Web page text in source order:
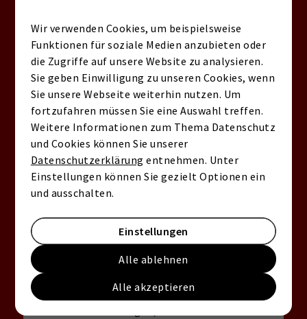
Bio.
Dein Mikrolage-Fazit: Schnell
entscheiden, smarter
investieren
Eine kompakte Checkliste zum Speichern,
typische Red Flags – und wie Keller
Williams Germany dich mit regionaler
Marktkenntnis unterstützt. Mehr im Link in
Bio.
hilft ein simples Fazit-Framework:
müssen klar sichtbar sein(z. B. ÖPNV-Gehzeit,
Nahversorgung, ruhige Innenlage) – und
harte Red Flag
sollte überwiegen. So triffst du in
Berlin, Hamburg, Leipzig, Mannheim oder Nürnberg
Wir verwenden Cookies, um beispielsweise
Funktionen für soziale Medien anzubieten oder
die Zugriffe auf unsere Website zu analysieren.
Sie geben Einwilligung zu unseren Cookies, wenn
Sie unsere Webseite weiterhin nutzen. Um
fortzufahren müssen Sie eine Auswahl treffen.
Weitere Informationen zum Thema Datenschutz
und Cookies können Sie unserer
Datenschutzerklärung entnehmen. Unter
Einstellungen können Sie gezielt Optionen ein
und ausschalten.
Einstellungen
Alle ablehnen
Alle akzeptieren